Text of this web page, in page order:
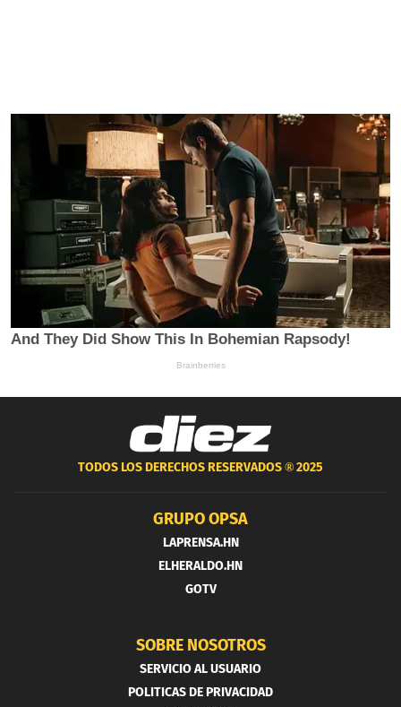
TODOS LOS DERECHOS RESERVADOS ®2025
GRUPO OPSA
LAPRENSA.HN
ELHERALDO.HN
GOTV
SOBRE NOSOTROS
SERVICIO AL USUARIO
POLITICAS DE PRIVACIDAD